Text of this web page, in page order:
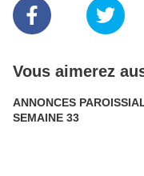
Vous aimerez
ANNONCES
SEMAINE 33